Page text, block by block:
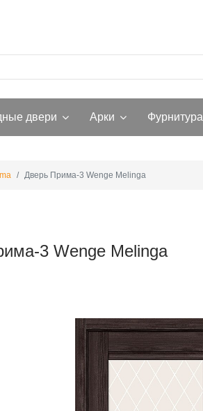
двери Арки Фурнитура
Дверь Прима-3 Wenge Melinga
3 Wenge Melinga